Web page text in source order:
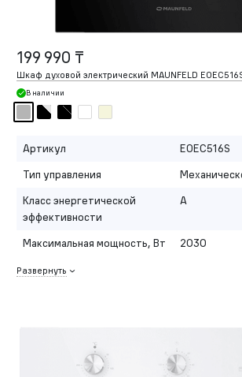
199 990 ₸
Шкаф духовой электрический MAUNFELD
В наличии
Артикул
EOEC516S
Тип управления
Класс энергетической
эффективности
A
Максимальная мощность, Вт 2030
Развернуть